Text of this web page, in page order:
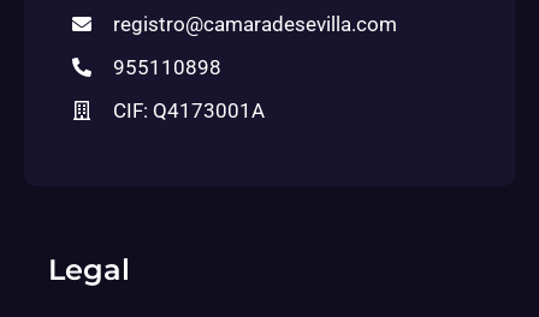
registro@camaradesevilla.com
955110898
CIF: Q4173001A
Legal